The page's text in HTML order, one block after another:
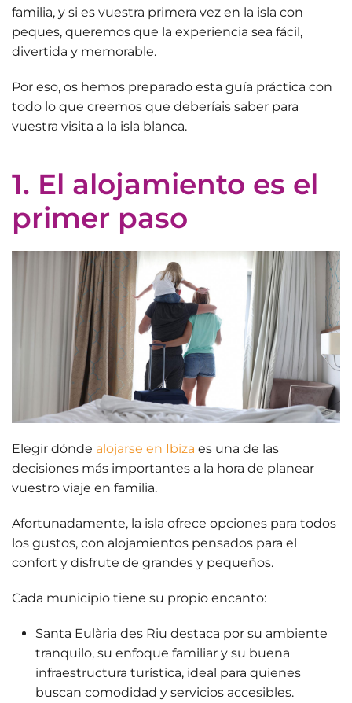
familia, y si es vuestra primera vez en la isla con
peques, queremos que la experiencia sea fácil,
divertida y memorable.
Por eso, os hemos preparado esta guía práctica con
todo lo que creemos que deberíais saber para
vuestra visita a la isla blanca.
1. El alojamiento es el
primer paso
Elegir dónde alojarse en Ibiza es una de las
decisiones más importantes a la hora de planear
vuestro viaje en familia.
Afortunadamente, la isla ofrece opciones para todos
los gustos, con alojamientos pensados para el
confort y disfrute de grandes y pequeños.
Cada municipio tiene su propio encanto:
Santa Eulària des Riu destaca por su ambiente
tranquilo, su enfoque familiar y su buena
infraestructura turística, ideal para quienes
buscan comodidad y servicios accesibles.